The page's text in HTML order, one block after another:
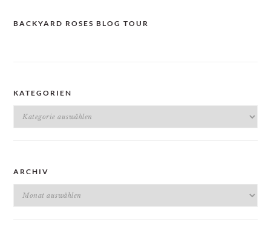
BACKYARD ROSES BLOG TOUR
KATEGORIEN
Kategorien
ARCHIV
Archiv